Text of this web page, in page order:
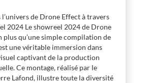
l’univers de Drone Effect à travers
2024 Le showreel 2024 de Drone
plus qu’une simple compilation de
une véritable immersion dans
captivant de la production
Ce montage, réalisé par le
Lafond, illustre toute la diversité